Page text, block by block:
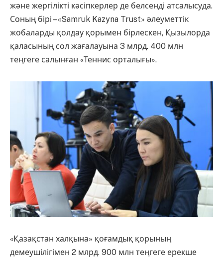
және жергілікті кәсіпкерлер де белсенді атсалысуда.
Соның бірі – «Samruk Kazyna Trust» әлеуметтік
жобаларды қолдау қорымен бірлескен, Қызылорда
қаласының сол жағалауына 3 млрд. 400 млн
теңгеге салынған «Теннис орталығы».
«Қазақстан халқына» қоғамдық қорының
демеушілігімен 2 млрд. 900 млн теңгеге ерекше